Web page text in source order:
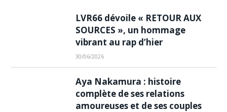
LVR66 dévoile « RETOUR AUX
SOURCES », un hommage
vibrant au rap d’hier
30/06/2026
Aya Nakamura : histoire
complète de ses relations
amoureuses et de ses couples